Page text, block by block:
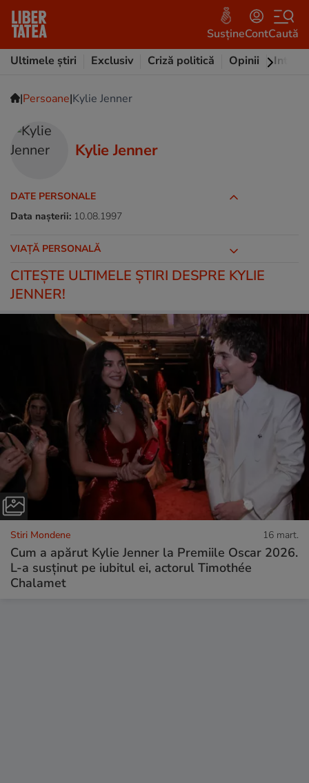
SusțineContCaută
Ultimele știri
Exclusiv Criză politică Opinii
|Persoane|Kylie Jenner
Kylie Jenner
DATE PERSONALE
Data nașterii: 10.08.1997
VIAȚĂ PERSONALĂ
CITEŞTE ULTIMELE ŞTIRI DESPRE KYLIE
JENNER!
Stiri Mondene 16 mart.
Cum a apărut Kylie Jenner la Premiile Oscar 2026.
L-a susținut pe iubitul ei, actorul Timothée
Chalamet